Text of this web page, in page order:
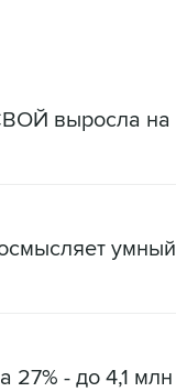
выросла на
умный
27% - до 4,1 млн